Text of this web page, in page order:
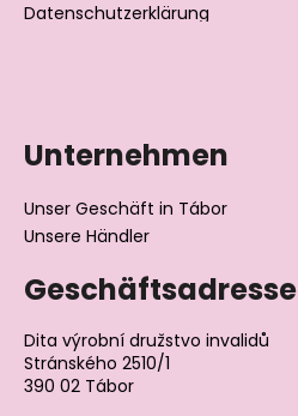
Datenschutzerklärung
Unternehmen
Unser Geschäft in Tábor
Unsere Händler
Geschäftsadresse
Dita výrobní družstvo invalidů
Stránského 2510/1
390 02 Tábor